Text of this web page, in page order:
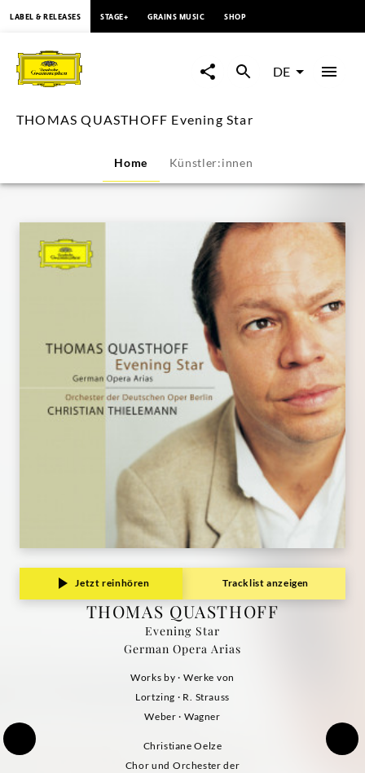
THOMAS
QUASTHOFF
Evening
|
Deutsche
Grammophon
LABEL & RELEASES STAGE+ GRAINS MUSIC SHOP
DE
THOMAS QUASTHOFF Evening Star
Home Künstler:innen
Jetzt reinhören Tracklist anzeigen
THOMAS QUASTHOFF
Evening Star
German Opera Arias
Works by · Werke von
Lortzing · R. Strauss
Weber · Wagner
Christiane Oelze
Chor und Orchester der